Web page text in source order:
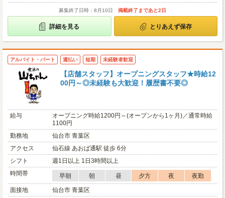
募集終了日時：8月10日 掲載終了まであと2日
詳細を見る とりあえず保存
アルバイト・パート 週払い 短期 未経験者歓迎
【店舗スタッフ】オープニングスタッフ★時給12
00円～◎未経験も大歓迎！履歴書不要◎
給与
オープニング時給1200円～(オープンから1ヶ月)／通常時給
1100円
勤務地
仙台市 青葉区
アクセス
仙石線 あおば通駅 徒歩 6分
シフト
週1日以上 1日3時間以上
時間帯
早朝 朝 昼 夕方 夜
夜勤
面接地
仙台市 青葉区